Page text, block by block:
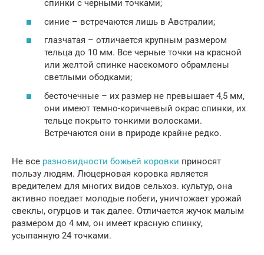
спинки с черными точками;
синие – встречаются лишь в Австралии;
глазчатая – отличается крупным размером
тельца до 10 мм. Все черные точки на красной
или желтой спинке насекомого обрамлены
светлыми ободками;
бесточечные – их размер не превышает 4,5 мм,
они имеют темно-коричневый окрас спинки, их
тельце покрыто тонкими волосками.
Встречаются они в природе крайне редко.
Не все разновидности божьей коровки приносят
пользу людям. Люцерновая коровка является
вредителем для многих видов сельхоз. культур, она
активно поедает молодые побеги, уничтожает урожай
свеклы, огурцов и так далее. Отличается жучок малым
размером до 4 мм, он имеет красную спинку,
усыпанную 24 точками.